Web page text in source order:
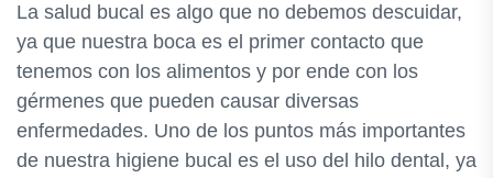
La salud bucal es algo que no debemos descuidar,
ya que nuestra boca es el primer contacto que
tenemos con los alimentos y por ende con los
gérmenes que pueden causar diversas
enfermedades. Uno de los puntos más importantes
de nuestra higiene bucal es el uso del hilo dental, ya